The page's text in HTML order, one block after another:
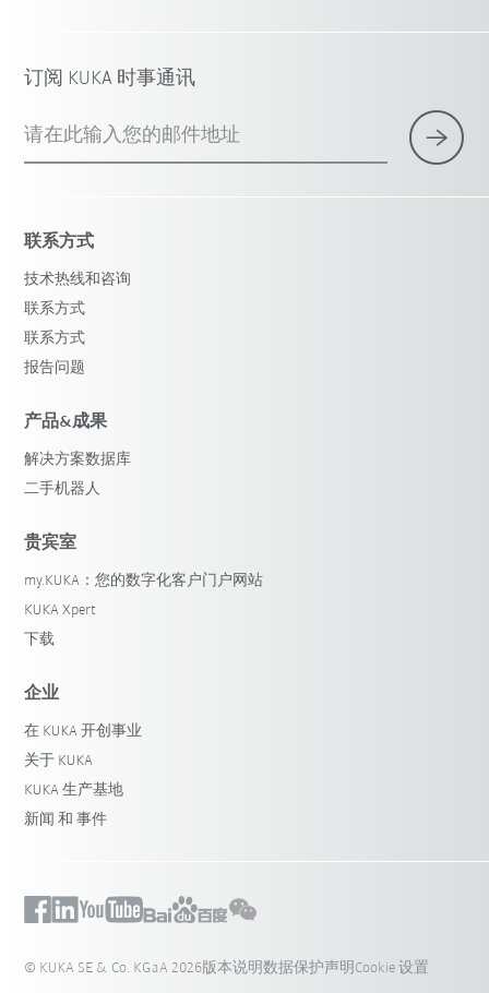
订阅 KUKA 时事通讯
请在此输入您的邮件地址
联系方式
技术热线和咨询
联系方式
联系方式
报告问题
产品&成果
解决方案数据库
二手机器人
贵宾室
my.KUKA：您的数字化客户门户网站
KUKA Xpert
下载
企业
在 KUKA 开创事业
关于 KUKA
KUKA 生产基地
新闻 和 事件
© KUKA SE & Co. KGaA 2026版本说明数据保护声明 Cookie 设置